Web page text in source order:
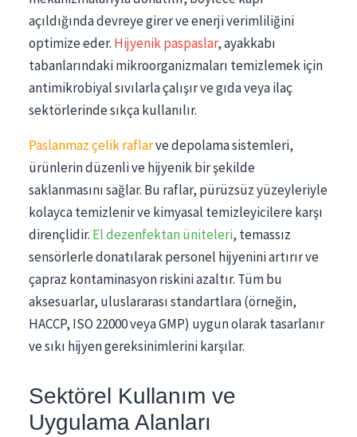
açıldığında devreye girer ve enerji verimliliğini
optimize eder. Hijyenik paspaslar, ayakkabı
tabanlarındaki mikroorganizmaları temizlemek için
antimikrobiyal sıvılarla çalışır ve gıda veya ilaç
sektörlerinde sıkça kullanılır.
Paslanmaz çelik raflarve depolama sistemleri,
ürünlerin düzenli ve hijyenik bir şekilde
saklanmasını sağlar. Bu raflar, pürüzsüz yüzeyleriyle
kolayca temizlenir ve kimyasal temizleyicilere karşı
dirençlidir. El dezenfektan üniteleri, temassız
sensörlerle donatılarak personel hijyenini artırır ve
çapraz kontaminasyon riskini azaltır. Tüm bu
aksesuarlar, uluslararası standartlara (örneğin,
HACCP, ISO 22000 veya GMP) uygun olarak tasarlanır
ve sıkı hijyen gereksinimlerini karşılar.
Sektörel Kullanım ve
Uygulama Alanları